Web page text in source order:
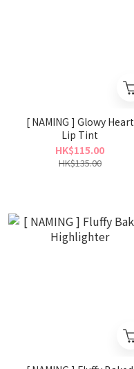
[ NAMING ] Glowy Heart
Lip Tint
HK$115.00
HK$135.00